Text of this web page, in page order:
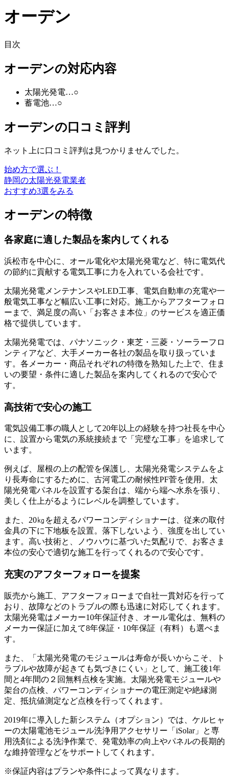
オーデン
目次
オーデンの対応内容
太陽光発電…○
蓄電池…○
オーデンの口コミ評判
ネット上に口コミ評判は見つかりませんでした。
始め方で選ぶ！
静岡の太陽光発電業者
おすすめ3選をみる
オーデンの特徴
各家庭に適した製品を案内してくれる
浜松市を中心に、オール電化や太陽光発電など、特に電気代
の節約に貢献する電気工事に力を入れている会社です。
太陽光発電メンテナンスやLED工事、電気自動車の充電や一
般電気工事など幅広い工事に対応。施工からアフターフォロ
ーまで、満足度の高い 「お客さま本位」のサービスを適正価
格で提供しています。
太陽光発電では、パナソニック・東芝・三菱・ソーラーフロ
ンティアなど、大手メーカー各社の製品を取り扱っていま
す。各メーカー・商品それぞれの特徴を熟知した上で、住ま
いの要望・条件に適した製品を案内してくれるので安心で
す。
高技術で安心の施工
電気設備工事の職人として20年以上の経験を持つ社長を中心
に、 設置から電気の系統接続まで「完璧な工事」を追求して
います。
例えば、屋根の上の配管を保護し、太陽光発電システムをよ
り長寿命にするために、古河電工の耐候性PF菅を使用。太
陽光発電パネルを設置する架台は、端から端へ水糸を張り、
美しく仕上がるようにレベルを調整しています。
また、20㎏を超えるパワーコンディショナーは、従来の取付
金具の下に下地板を設置。落下しないよう、強度を出してい
ます。高い技術と、ノウハウに基づいた気配りで、お客さま
本位の安心で適切な施工を行ってくれるので安心です。
充実のアフターフォローを提案
販売から施工、アフターフォローまで自社一貫対応を行って
おり、故障などのトラブルの際も迅速に対応してくれます。
太陽光発電はメーカー10年保証付き、オール電化は、無料の
メーカー保証に加えて8年保証・10年保証（有料）も選べま
す。
また、「太陽光発電のモジュールは寿命が長いからこそ、ト
ラブルや故障が起きても気づきにくい」として、 施工後1年
間と4年間の２回無料点検を実施。太陽光発電モジュールや
架台の点検、パワーコンディショナーの電圧測定や絶縁測
定、抵抗値測定など点検を行ってくれます。
2019年に導入した新システム（オプション）では、ケルヒャ
ーの太陽電池モジュール洗浄用アクセサリー「iSolar」と専
用洗剤による洗浄作業で、発電効率の向上やパネルの長期的
な維持管理などをサポートしてくれます。
※保証内容はプランや条件によって異なります。